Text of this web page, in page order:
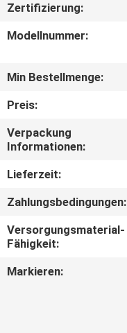
AUSFLUG
TRETEN
SIE
MIT
UNS
IN
VERBINDUNG
NACHRICHTEN
Zertifizierung:
Modellnummer:
Min Bestellmenge:
Preis:
Verpackung
Informationen:
Lieferzeit:
Zahlungsbedingungen:
Versorgungsmaterial-
Fähigkeit:
Markieren: